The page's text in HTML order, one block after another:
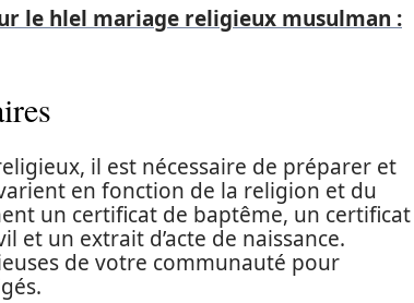
le hlel mariage religieux musulman :
il est nécessaire de préparer et
en fonction de la religion et du
un certificat de baptême, un certificat
et un extrait d’acte de naissance.
de votre communauté pour